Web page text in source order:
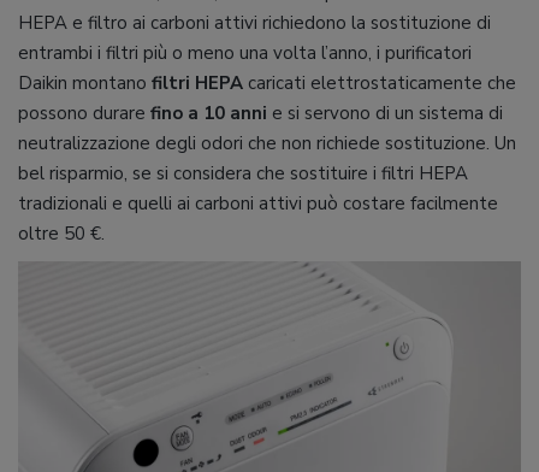
HEPA e filtro ai carboni attivi richiedono la sostituzione di
entrambi i filtri più o meno una volta l’anno, i purificatori
Daikin montano filtri HEPA caricati elettrostaticamente che
possono durare fino a 10 anni e si servono di un sistema di
neutralizzazione degli odori che non richiede sostituzione. Un
bel risparmio, se si considera che sostituire i filtri HEPA
tradizionali e quelli ai carboni attivi può costare facilmente
oltre 50 €.